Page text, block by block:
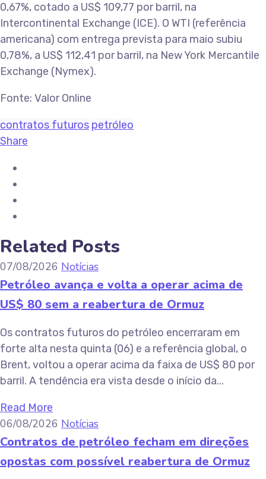
0,67%, cotado a US$ 109,77 por barril, na
Intercontinental Exchange (ICE). O WTI (referência
americana) com entrega prevista para maio subiu
0,78%, a US$ 112,41 por barril, na New York Mercantile
Exchange (Nymex).
Fonte: Valor Online
contratos futuros petróleo
Share
Related Posts
07/08/2026 Notícias
Petróleo avança e volta a operar acima de
US$ 80 sem a reabertura de Ormuz
Os contratos futuros do petróleo encerraram em
forte alta nesta quinta (06) e a referência global, o
Brent, voltou a operar acima da faixa de US$ 80 por
barril. A tendência era vista desde o início da...
Read More
06/08/2026 Notícias
Contratos de petróleo fecham em direções
opostas com possível reabertura de Ormuz